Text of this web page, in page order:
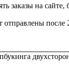
заказы на сайте,
после